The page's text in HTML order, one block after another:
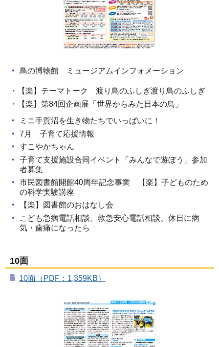
鳥の博物館 ミュージアムインフォメーション
・【楽】テーマトーク 渡り鳥のふしぎ渡り鳥のふしぎ
・【楽】第84回企画展「世界からみた日本の鳥」
ミニ手賀沼を生き物たちでいっぱいに！
7月 子育て応援情報
すこやかちゃん
子育て支援施設合同イベント「みんなで遊ぼう」参加
者募集
市民図書館開館40周年記念事業 【楽】子どものため
の科学実験講座
【楽】図書館のおはなし会
こども急病電話相談、救急安心電話相談、休日に病
気・歯痛になったら
10面
10面（PDF：1,359KB）